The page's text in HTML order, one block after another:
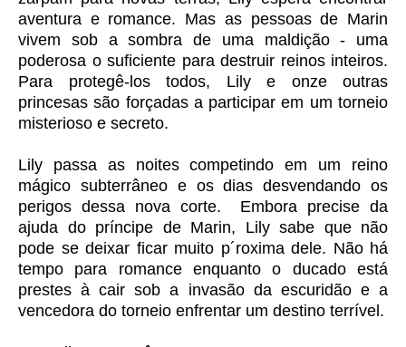
aventura e romance. Mas as pessoas de Marin
vivem sob a sombra de uma maldição - uma
poderosa o suficiente para destruir reinos inteiros.
Para protegê-los todos, Lily e onze outras
princesas são forçadas a participar em um torneio
misterioso e secreto.
Lily passa as noites competindo em um reino
mágico subterrâneo e os dias desvendando os
perigos dessa nova corte. Embora precise da
ajuda do príncipe de Marin, Lily sabe que não
pode se deixar ficar muito p´roxima dele. Não há
tempo para romance enquanto o ducado está
prestes à cair sob a invasão da escuridão e a
vencedora do torneio enfrentar um destino terrível.